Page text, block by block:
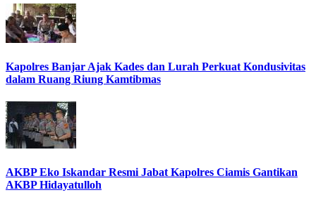
Kapolres Banjar Ajak Kades dan Lurah Perkuat Kondusivitas
dalam Ruang Riung Kamtibmas
AKBP Eko Iskandar Resmi Jabat Kapolres Ciamis Gantikan
AKBP Hidayatulloh